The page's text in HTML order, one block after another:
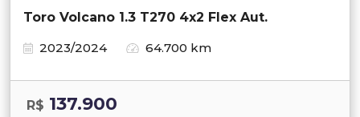
Toro Volcano 1.3 T270 4x2 Flex Aut.
2023/2024
64.700 km
R$ 137.900